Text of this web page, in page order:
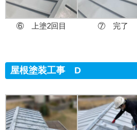
⑥ 上塗2回目 ⑦ 完了
屋根塗装工事 D